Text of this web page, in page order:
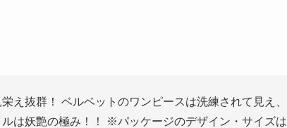
え抜群！ ベルベットのワンピースは洗練されて見え、
は妖艶の極み！！ ※パッケージのデザイン・サイズは